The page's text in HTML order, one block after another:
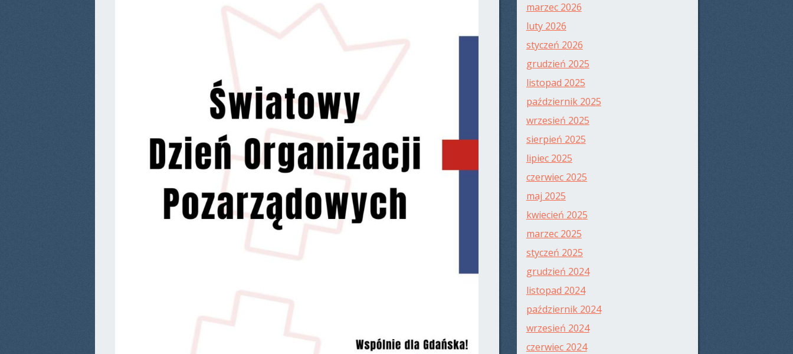
marzec 2026
luty 2026
styczeń 2026
grudzień 2025
listopad 2025
październik 2025
wrzesień 2025
sierpień 2025
lipiec 2025
czerwiec 2025
maj 2025
kwiecień 2025
marzec 2025
styczeń 2025
grudzień 2024
listopad 2024
październik 2024
wrzesień 2024
czerwiec 2024